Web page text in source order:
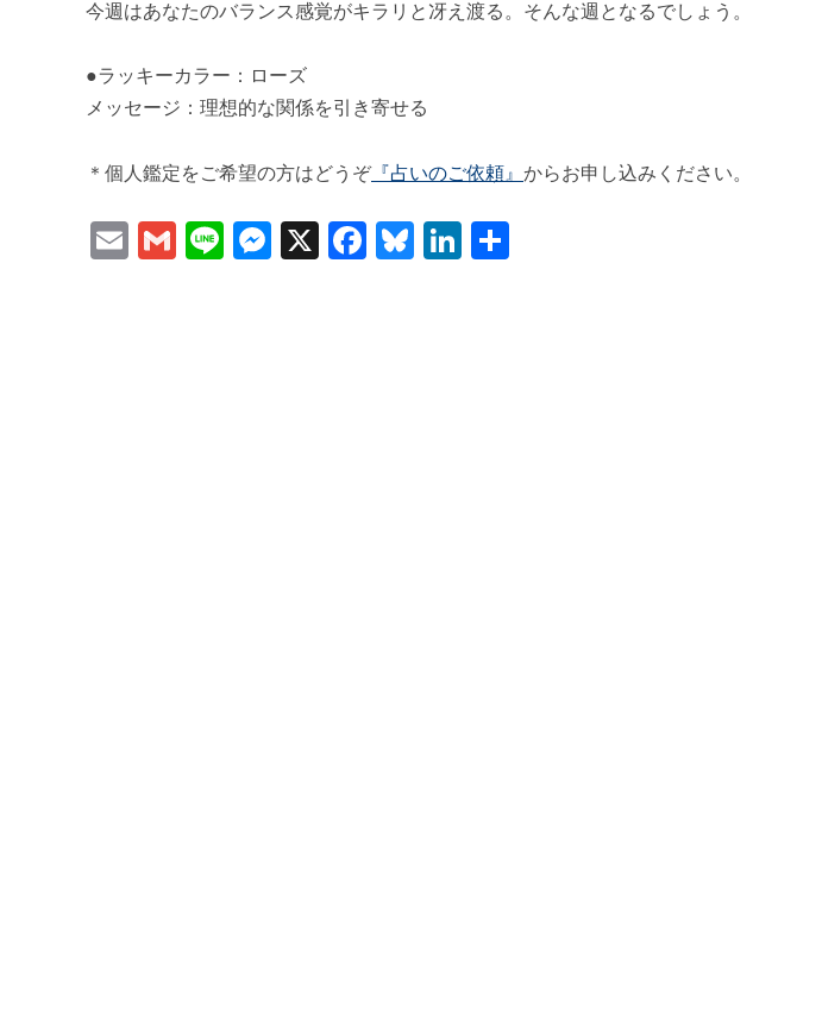
今週はあなたのバランス感覚がキラリと冴え渡る。そんな週となるでしょう。
●ラッキーカラー：ローズ
メッセージ：理想的な関係を引き寄せる
＊個人鑑定をご希望の方はどうぞ『占いのご依頼』 からお申し込みください。
EmailGmail
LineMessenger
X Facebook
BlueskyLinkedIn